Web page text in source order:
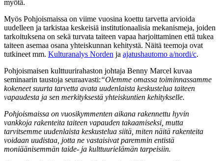
myötä.
Myös Pohjoismaissa on viime vuosina koettu tarvetta arvioida
uudelleen ja tarkistaa keskeisiä institutionaalisia mekanismeja, joiden
tarkoituksena on sekä turvata taiteen vapaa harjoittaminen että tukea
taiteen asemaa osana yhteiskunnan kehitystä. Näitä teemoja ovat
tutkineet mm. Kulturanalys Norden ja ajatushautomo a/nordi/c.
Pohjoismaisen kulttuurirahaston johtaja Benny Marcel kuvaa
seminaarin taustoja seuraavasti:“Olemme omassa toiminnassamme
kokeneet suurta tarvetta avata uudenlaista keskustelua taiteen
vapaudesta ja sen merkityksestä yhteiskuntien kehitykselle.
Pohjoismaissa on vuosikymmenten aikana rakennettu hyvin
vankkoja rakenteita taiteen vapauden takaamiseksi, mutta
tarvitsemme uudenlaista keskustelua siitä, miten näitä rakenteita
voidaan uudistaa, jotta ne vastaisivat paremmin entistä
moniäänisemmän taide- ja kulttuurielämän tarpeisiin.